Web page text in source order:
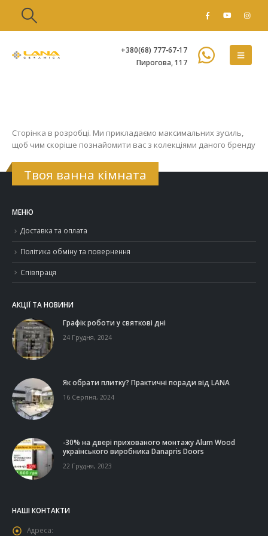
+380(68) 777-67-17
Пирогова, 117
Сторінка в розробці. Ми прикладаємо максимальних зусиль,
щоб чим скоріше познайомити вас з колекціями даного бренду
Твоя ванна кімната
МЕНЮ
Доставка та оплата
Політика обміну та повернення
Співпраця
АКЦІЇ ТА НОВИНИ
Графік роботи у святкові дні
24 Грудня, 2024
Як обрати плитку? Практичні поради від LANA
16 Серпня, 2024
-30% на двері прихованого монтажу Alum Wood
українського виробника Danapris Doors
22 Грудня, 2023
НАШІ КОНТАКТИ
Адреса: